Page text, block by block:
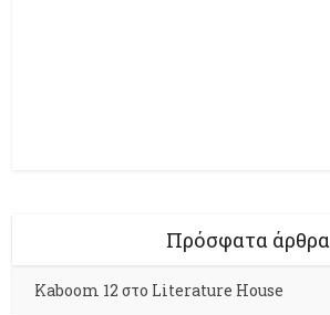
Πρόσφατα άρθρα
Kaboom 12 στο Literature House